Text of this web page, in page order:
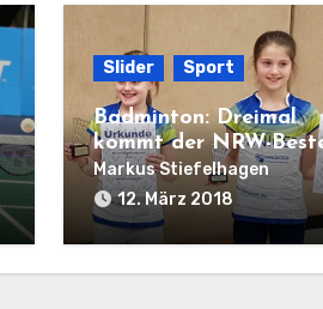
Slider Sport
Badminton: Dreimal
kommt der NRW-
vom TV Refrath
Markus Stiefelhagen
12. März 2018